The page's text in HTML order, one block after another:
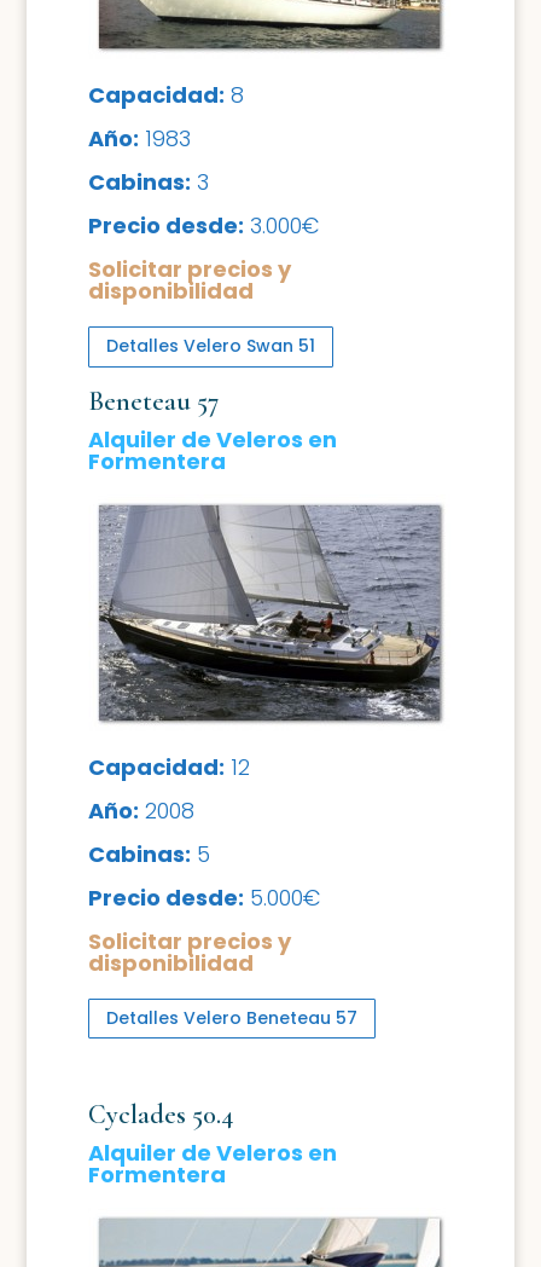
Capacidad: 8
Año: 1983
Cabinas: 3
Precio desde: 3.000€
Solicitar precios y
disponibilidad
Detalles Velero Swan 51
Beneteau 57
Alquiler de Veleros en
Formentera
Capacidad: 12
Año: 2008
Cabinas: 5
Precio desde: 5.000€
Solicitar precios y
disponibilidad
Detalles Velero Beneteau 57
Cyclades 50.4
Alquiler de Veleros en
Formentera